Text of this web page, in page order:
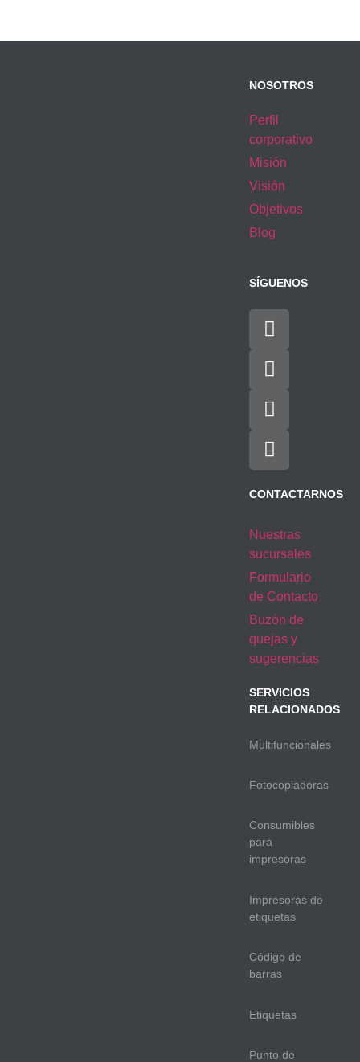
NOSOTROS
Perfil
corporativo
Misión
Visión
Objetivos
Blog
SÍGUENOS
CONTACTARNOS
Nuestras
sucursales
Formulario
de Contacto
Buzón de
quejas y
sugerencias
SERVICIOS
RELACIONADOS
Multifuncionales
Fotocopiadoras
Consumibles
para
impresoras
Impresoras de
etiquetas
Código de
barras
Etiquetas
Punto de